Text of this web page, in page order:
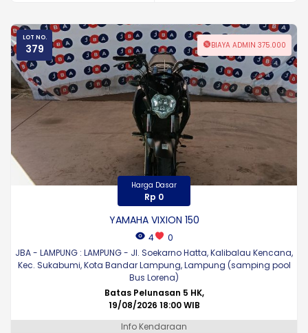
LOT NO.
379 BIAYA ADMIN 375.000
Harga Dasar
Rp 0
YAMAHA VIXION 150
4
0
JBA - LAMPUNG : LAMPUNG - Jl. Soekarno Hatta, Kalibalau Kencana,
Kec. Sukabumi, Kota Bandar Lampung, Lampung (samping pool
Bus Lorena)
Batas Pelunasan 5 HK,
19/08/2026 18:00 WIB
Info Kendaraan